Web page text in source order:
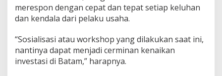
merespon dengan cepat dan tepat setiap keluhan
dan kendala dari pelaku usaha.
“Sosialisasi atau workshop yang dilakukan saat ini,
nantinya dapat menjadi cerminan kenaikan
investasi di Batam,” harapnya.